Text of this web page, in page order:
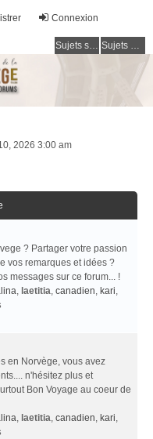
Connexion
Sujets sans réponse Sujets actifs
2026 3:00 am
? Partager votre passion
vos remarques et idées ?
messages sur ce forum... !
, laetitia, canadien, kari,
en Norvège, vous avez
n'hésitez plus et
Bon Voyage au coeur de
, laetitia, canadien, kari,